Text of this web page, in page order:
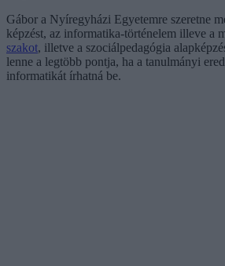
Gábor a Nyíregyházi Egyetemre szeretne
képzést, az informatika-történelem illeve a
szakot, illetve a szociálpedagógia
lenne a legtöbb pontja, ha a tanulmányi
informatikát írhatná be.